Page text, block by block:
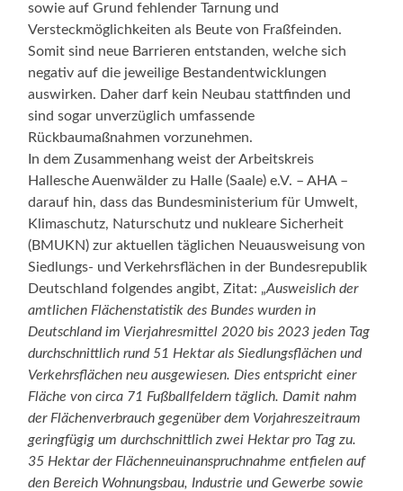
sowie auf Grund fehlender Tarnung und
Versteckmöglichkeiten als Beute von Fraßfeinden.
Somit sind neue Barrieren entstanden, welche sich
negativ auf die jeweilige Bestandentwicklungen
auswirken. Daher darf kein Neubau stattfinden und
sind sogar unverzüglich umfassende
Rückbaumaßnahmen vorzunehmen.
In dem Zusammenhang weist der Arbeitskreis
Hallesche Auenwälder zu Halle (Saale) e.V. – AHA –
darauf hin, dass das Bundesministerium für Umwelt,
Klimaschutz, Naturschutz und nukleare Sicherheit
(BMUKN) zur aktuellen täglichen Neuausweisung von
Siedlungs- und Verkehrsflächen in der Bundesrepublik
Deutschland folgendes angibt, Zitat: „Ausweislich der
amtlichen Flächenstatistik des Bundes wurden in
Deutschland im Vierjahresmittel 2020 bis 2023 jeden Tag
durchschnittlich rund 51 Hektar als Siedlungsflächen und
Verkehrsflächen neu ausgewiesen. Dies entspricht einer
Fläche von circa 71 Fußballfeldern täglich. Damit nahm
der Flächenverbrauch gegenüber dem Vorjahreszeitraum
geringfügig um durchschnittlich zwei Hektar pro Tag zu.
35 Hektar der Flächenneuinanspruchnahme entfielen auf
den Bereich Wohnungsbau, Industrie und Gewerbe sowie